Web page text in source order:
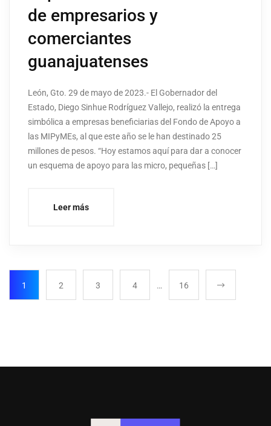
de empresarios y
comerciantes
guanajuatenses
León, Gto. 29 de mayo de 2023.- El Gobernador del
Estado, Diego Sinhue Rodríguez Vallejo, realizó la entrega
simbólica a empresas beneficiarias del Fondo de Apoyo a
las MIPyMEs, al que este año se le han destinado 25
millones de pesos. “Hoy estamos aquí para dar a conocer
un esquema de apoyo para las micro, pequeñas […]
Leer más
1 2 3 4 … 16